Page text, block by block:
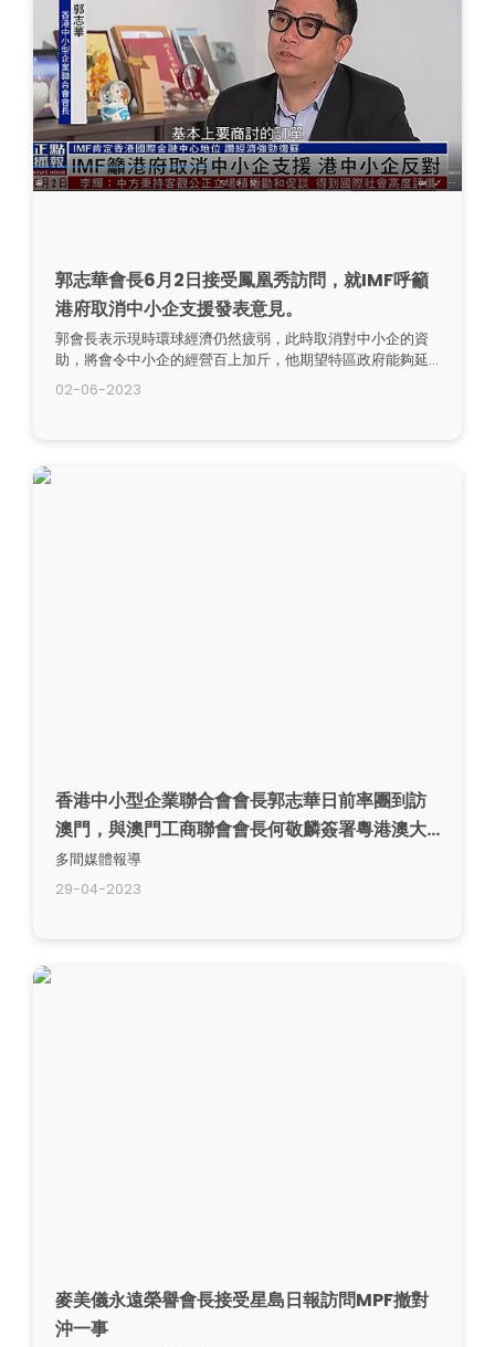
郭志華會長6月2日接受鳳凰秀訪問，就IMF呼籲
港府取消中小企支援發表意見。
郭會長表示現時環球經濟仍然疲弱，此時取消對中小企的資
助，將會令中小企的經營百上加斤，他期望特區政府能夠延
長「百分百擔保特惠貸款」的還款期，讓中小企解決資金周
02-06-2023
香港中小型企業聯合會會長郭志華日前率團到訪
澳門，與澳門工商聯會會長何敬麟簽署粵港澳大
灣區合作協議，並由立法會議員何敬康出席見
證。
多間媒體報導
29-04-2023
麥美儀永遠榮譽會長接受星島日報訪問MPF撤對
沖一事